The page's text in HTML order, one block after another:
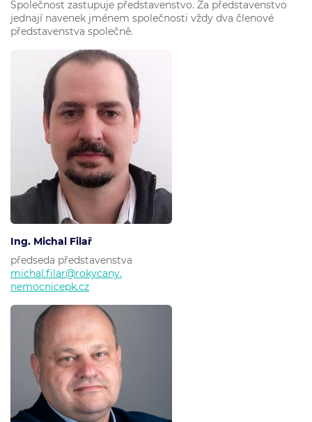
Společnost zastupuje představenstvo. Za představenstvo
jednají navenek jménem společnosti vždy dva členové
představenstva společně.
Ing. Michal Filař
předseda představenstva
michal.filar@rokycany.
nemocnicepk.cz